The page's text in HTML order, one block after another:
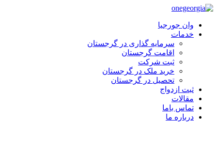
وان جورجیا
خدمات
سرمایه گذاری در گرجستان
اقامت گرجستان
ثبت شرکت
خرید ملک در گرجستان
تحصیل در گرجستان
ثبت ازدواج
مقالات
تماس باما
درباره ما